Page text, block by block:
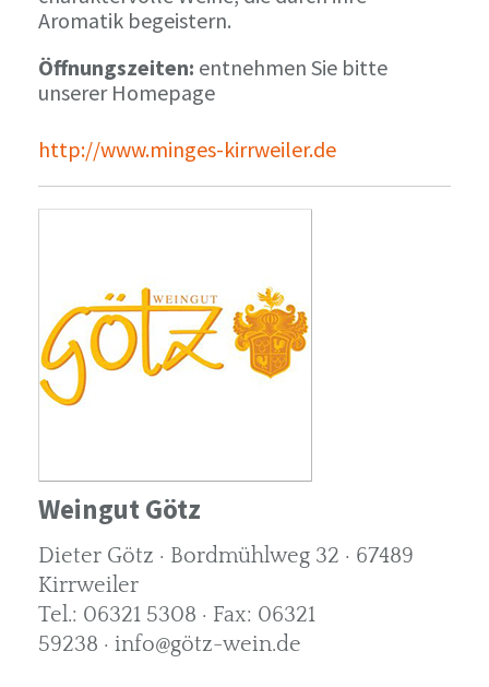
Aromatik begeistern.
Öffnungszeiten: entnehmen Sie bitte
unserer Homepage
http://www.minges-kirrweiler.de
Weingut Götz
Dieter Götz · Bordmühlweg 32 · 67489
Kirrweiler
Tel.: 06321 5308 · Fax: 06321
59238 · info@götz-wein.de